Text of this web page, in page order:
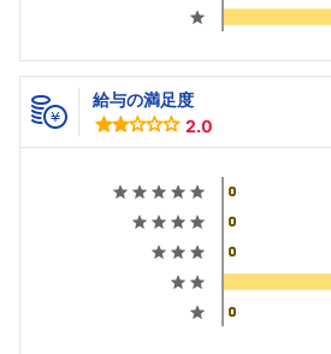
給与の満足度
2.0